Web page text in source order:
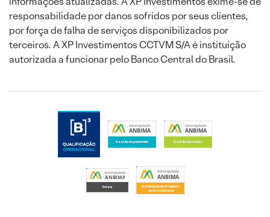
responsabilidade por danos sofridos por seus clientes,
por força de falha de serviços disponibilizados por
terceiros. A XP Investimentos CCTVM S/A é instituição
autorizada a funcionar pelo Banco Central do Brasil.